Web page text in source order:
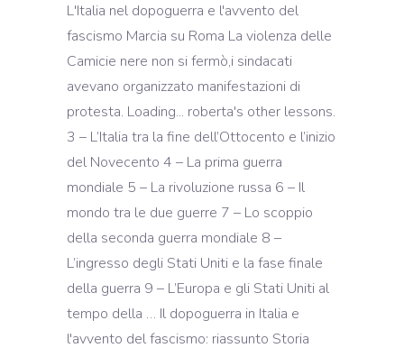
L'Italia nel dopoguerra e l'avvento del
fascismo Marcia su Roma La violenza delle
Camicie nere non si fermò,i sindacati
avevano organizzato manifestazioni di
protesta. Loading... roberta's other lessons.
3 – L’Italia tra la fine dell’Ottocento e l’inizio
del Novecento 4 – La prima guerra
mondiale 5 – La rivoluzione russa 6 – Il
mondo tra le due guerre 7 – Lo scoppio
della seconda guerra mondiale 8 –
L’ingresso degli Stati Uniti e la fase finale
della guerra 9 – L’Europa e gli Stati Uniti al
tempo della … Il dopoguerra in Italia e
l'avvento del fascismo: riassunto Storia